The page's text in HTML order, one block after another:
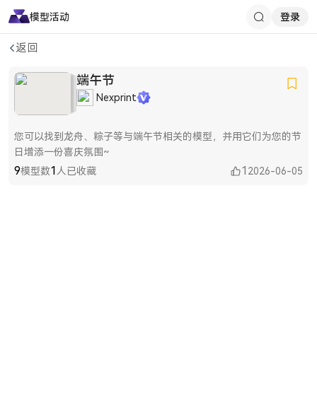
模型活动 登录
返回
端午节
Nexprint
您可以找到龙舟、粽子等与端午节相关的模型，并用它们为您的节
日增添一份喜庆氛围~
9模型数1人已收藏 1 2026-06-05